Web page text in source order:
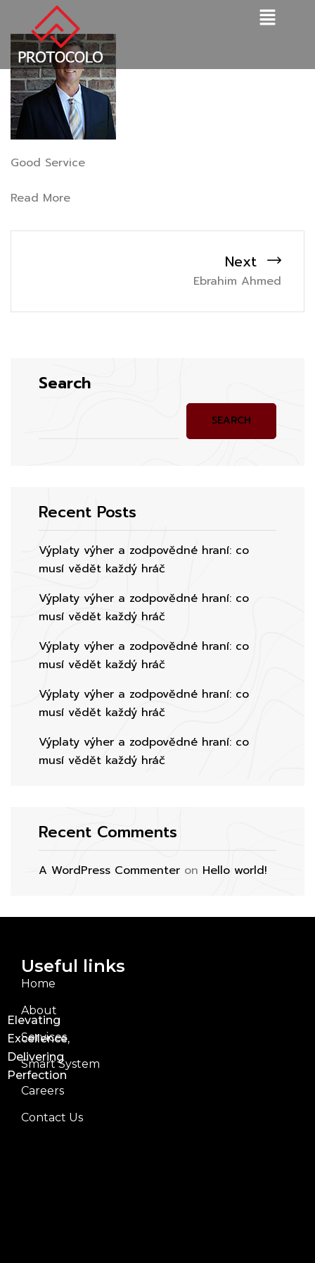
Good Service
Read More
Next
Ebrahim Ahmed
Search
SEARCH
Recent Posts
Výplaty výher a zodpovědné hraní: co
musí vědět každý hráč
Výplaty výher a zodpovědné hraní: co
musí vědět každý hráč
Výplaty výher a zodpovědné hraní: co
musí vědět každý hráč
Výplaty výher a zodpovědné hraní: co
musí vědět každý hráč
Výplaty výher a zodpovědné hraní: co
musí vědět každý hráč
Recent Comments
A WordPress Commenter on Hello world!
Elevating
Excellence,
Delivering
Perfection
Useful links
Home
About
Services
Smart System
Careers
Contact Us